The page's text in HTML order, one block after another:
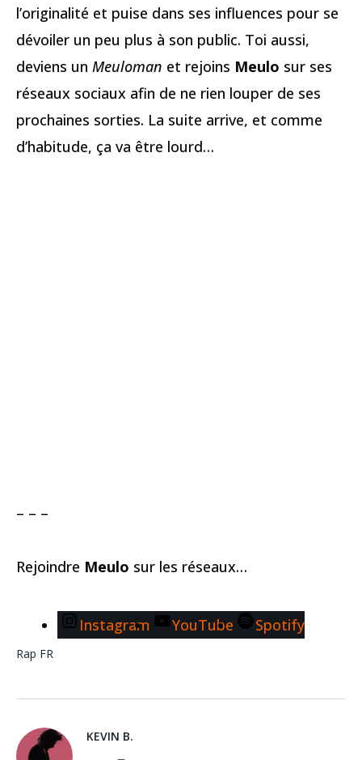
l’originalité et puise dans ses influences pour se
dévoiler un peu plus à son public. Toi aussi,
deviens un Meuloman et rejoins Meulo sur ses
réseaux sociaux afin de ne rien louper de ses
prochaines sorties. La suite arrive, et comme
d’habitude, ça va être lourd…
– – –
Rejoindre Meulo sur les réseaux…
Instagram YouTube Spotify
Rap FR
KEVIN B.